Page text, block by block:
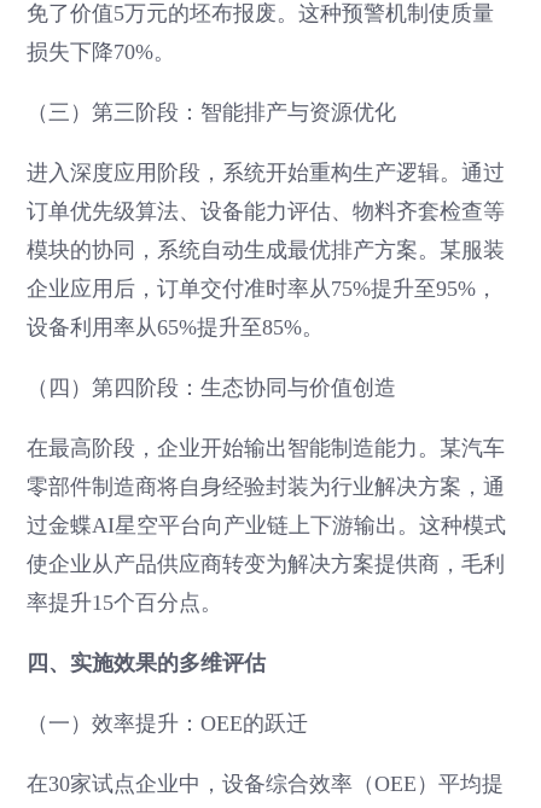
免了价值5万元的坯布报废。这种预警机制使质量
损失下降70%。
（三）第三阶段：智能排产与资源优化
进入深度应用阶段，系统开始重构生产逻辑。通过
订单优先级算法、设备能力评估、物料齐套检查等
模块的协同，系统自动生成最优排产方案。某服装
企业应用后，订单交付准时率从75%提升至95%，
设备利用率从65%提升至85%。
（四）第四阶段：生态协同与价值创造
在最高阶段，企业开始输出智能制造能力。某汽车
零部件制造商将自身经验封装为行业解决方案，通
过金蝶AI星空平台向产业链上下游输出。这种模式
使企业从产品供应商转变为解决方案提供商，毛利
率提升15个百分点。
四、实施效果的多维评估
（一）效率提升：OEE的跃迁
在30家试点企业中，设备综合效率（OEE）平均提